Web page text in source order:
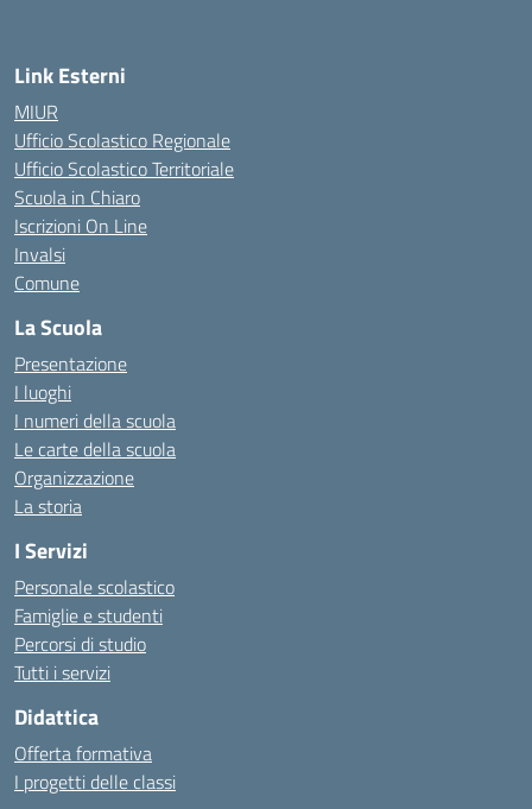
Link Esterni
MIUR
Ufficio Scolastico Regionale
Ufficio Scolastico Territoriale
Scuola in Chiaro
Iscrizioni On Line
Invalsi
Comune
La Scuola
Presentazione
I luoghi
I numeri della scuola
Le carte della scuola
Organizzazione
La storia
I Servizi
Personale scolastico
Famiglie e studenti
Percorsi di studio
Tutti i servizi
Didattica
Offerta formativa
I progetti delle classi